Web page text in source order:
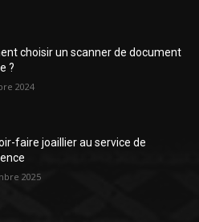
choisir un scanner de document
?
2024
faire joaillier au service de
2025